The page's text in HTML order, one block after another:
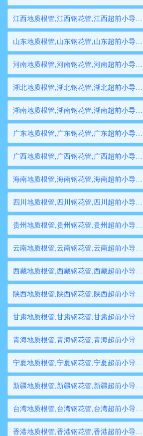
江西地质根管,江西钢花管,江西超前小导管,江西边坡支护管,江西钢管桩,江西隧道注浆管,江西管棚管
山东地质根管,山东钢花管,山东超前小导管,山东边坡支护管,山东钢管桩,山东隧道注浆管,山东管棚管
河南地质根管,河南钢花管,河南超前小导管,河南边坡支护管,河南钢管桩,河南隧道注浆管,河南管棚管
湖北地质根管,湖北钢花管,湖北超前小导管,湖北边坡支护管,湖北钢管桩,湖北隧道注浆管,湖北管棚管
湖南地质根管,湖南钢花管,湖南超前小导管,湖南边坡支护管,湖南钢管桩,湖南隧道注浆管,湖南管棚管
广东地质根管,广东钢花管,广东超前小导管,广东边坡支护管,广东钢管桩,广东隧道注浆管,广东管棚管
广西地质根管,广西钢花管,广西超前小导管,广西边坡支护管,广西钢管桩,广西隧道注浆管,广西管棚管
海南地质根管,海南钢花管,海南超前小导管,海南边坡支护管,海南钢管桩,海南隧道注浆管,海南管棚管
四川地质根管,四川钢花管,四川超前小导管,四川边坡支护管,四川钢管桩,四川隧道注浆管,四川管棚管
贵州地质根管,贵州钢花管,贵州超前小导管,贵州边坡支护管,贵州钢管桩,贵州隧道注浆管,贵州管棚管
云南地质根管,云南钢花管,云南超前小导管,云南边坡支护管,云南钢管桩,云南隧道注浆管,云南管棚管
西藏地质根管,西藏钢花管,西藏超前小导管,西藏边坡支护管,西藏钢管桩,西藏隧道注浆管,西藏管棚管
陕西地质根管,陕西钢花管,陕西超前小导管,陕西边坡支护管,陕西钢管桩,陕西隧道注浆管,陕西管棚管
甘肃地质根管,甘肃钢花管,甘肃超前小导管,甘肃边坡支护管,甘肃钢管桩,甘肃隧道注浆管,甘肃管棚管
青海地质根管,青海钢花管,青海超前小导管,青海边坡支护管,青海钢管桩,青海隧道注浆管,青海管棚管
宁夏地质根管,宁夏钢花管,宁夏超前小导管,宁夏边坡支护管,宁夏钢管桩,宁夏隧道注浆管,宁夏管棚管
新疆地质根管,新疆钢花管,新疆超前小导管,新疆边坡支护管,新疆钢管桩,新疆隧道注浆管,新疆管棚管
台湾地质根管,台湾钢花管,台湾超前小导管,台湾边坡支护管,台湾钢管桩,台湾隧道注浆管,台湾管棚管
香港地质根管,香港钢花管,香港超前小导管,香港边坡支护管,香港钢管桩,香港隧道注浆管,香港管棚管